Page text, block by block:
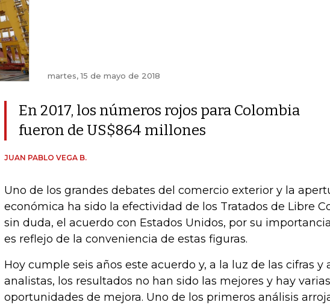
martes, 15 de mayo de 2018
En 2017, los números rojos para Colombia
fueron de US$864 millones
JUAN PABLO VEGA B.
Uno de los grandes debates del comercio exterior y la
económica ha sido la efectividad de los Tratados de Libre
sin duda, el acuerdo con Estados Unidos, por su
es reflejo de la conveniencia de estas figuras.
Hoy cumple seis años este acuerdo y, a la luz de las cifras y
analistas, los resultados no han sido las mejores y hay varias
oportunidades de mejora. Uno de los primeros análisis